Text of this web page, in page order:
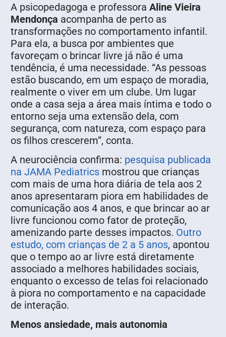
A psicopedagoga e professora Aline Vieira
Mendonça acompanha de perto as
transformações no comportamento infantil.
Para ela, a busca por ambientes que
favoreçam o brincar livre já não é uma
tendência, é uma necessidade. “As pessoas
estão buscando, em um espaço de moradia,
realmente o viver em um clube. Um lugar
onde a casa seja a área mais íntima e todo o
entorno seja uma extensão dela, com
segurança, com natureza, com espaço para
os filhos crescerem”, conta.
A neurociência confirma: pesquisa publicada
na JAMA Pediatrics mostrou que crianças
com mais de uma hora diária de tela aos 2
anos apresentaram piora em habilidades de
comunicação aos 4 anos, e que brincar ao ar
livre funcionou como fator de proteção,
amenizando parte desses impactos. Outro
estudo, com crianças de 2 a 5 anos, apontou
que o tempo ao ar livre está diretamente
associado a melhores habilidades sociais,
enquanto o excesso de telas foi relacionado
à piora no comportamento e na capacidade
de interação.
Menos ansiedade, mais autonomia